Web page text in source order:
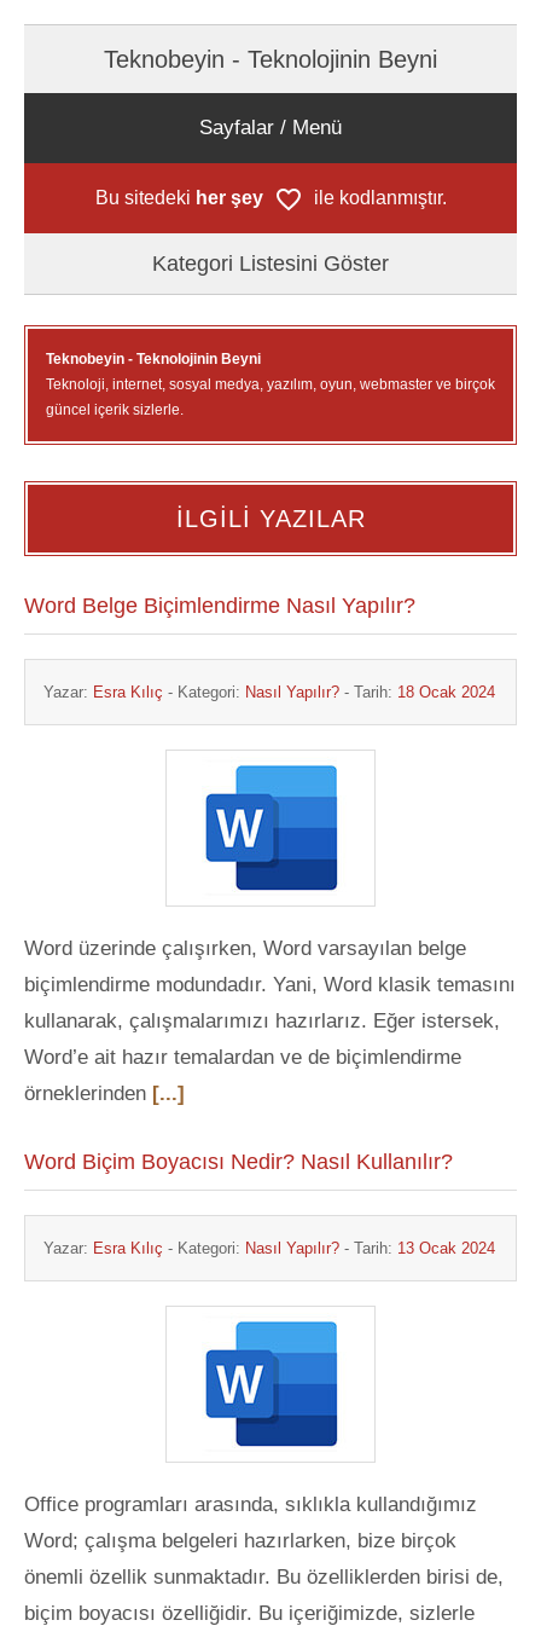
Teknobeyin - Teknolojinin Beyni
Sayfalar / Menü
Bu sitedeki her şey ile kodlanmıştır.
Kategori Listesini Göster
Teknobeyin - Teknolojinin Beyni
Teknoloji, internet, sosyal medya, yazılım, oyun, webmaster ve birçok
güncel içerik sizlerle.
İLGİLİ YAZILAR
Word Belge Biçimlendirme Nasıl Yapılır?
Yazar: Esra Kılıç - Kategori: Nasıl Yapılır? - Tarih: 18 Ocak 2024
Word üzerinde çalışırken, Word varsayılan belge
biçimlendirme modundadır. Yani, Word klasik temasını
kullanarak, çalışmalarımızı hazırlarız. Eğer istersek,
Word’e ait hazır temalardan ve de biçimlendirme
örneklerinden [...]
Word Biçim Boyacısı Nedir? Nasıl Kullanılır?
Yazar: Esra Kılıç - Kategori: Nasıl Yapılır? - Tarih: 13 Ocak 2024
Office programları arasında, sıklıkla kullandığımız
Word; çalışma belgeleri hazırlarken, bize birçok
önemli özellik sunmaktadır. Bu özelliklerden birisi de,
biçim boyacısı özelliğidir. Bu içeriğimizde, sizlerle